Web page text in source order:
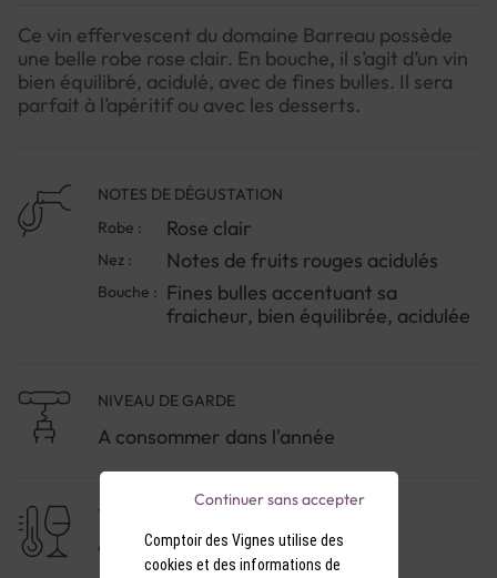
Ce vin effervescent du domaine Barreau possède
une belle robe rose clair. En bouche, il s’agit d’un vin
bien équilibré, acidulé, avec de fines bulles. Il sera
parfait à l’apéritif ou avec les desserts.
NOTES DE DÉGUSTATION
Robe :
Rose clair
Nez : Notes de fruits rouges acidulés
Bouche : Fines bulles accentuant sa
fraicheur, bien équilibrée, acidulée
NIVEAU DE GARDE
A consommer dans l'année
TEMPÉRATURE DE SERVICE
9-10°CComptoir des Vignes utilise des
cookies et des informations de
Continuer sans accepter